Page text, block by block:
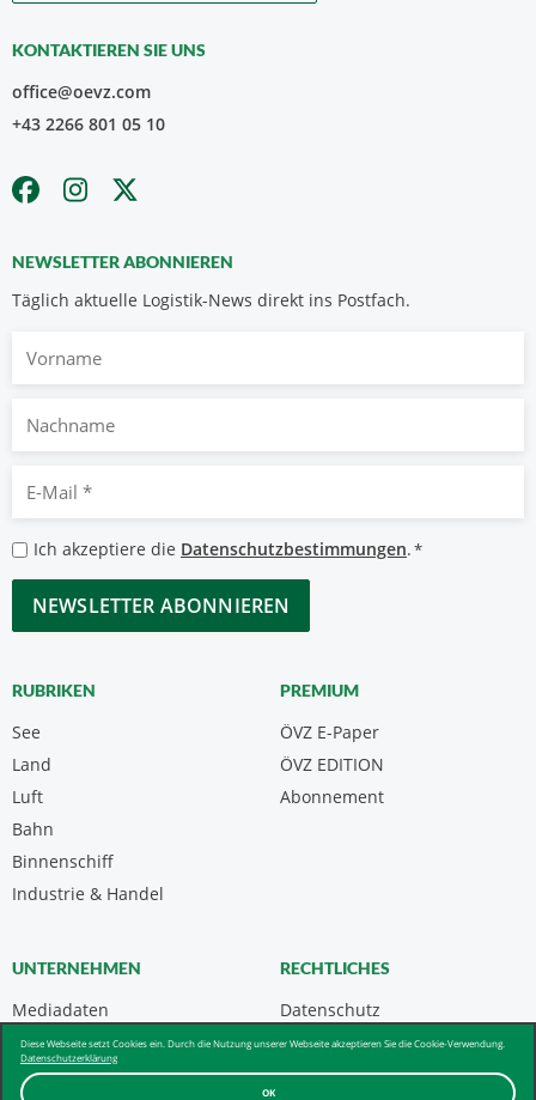
OK
Diese Webseite setzt Cookies ein. Durch die Nutzung unserer Webseite akzeptieren Sie die Cookie-Verwendung.
Datenschutzerklärung
KONTAKTIEREN SIE UNS
office@oevz.com
+43 2266 801 05 10
NEWSLETTER ABONNIEREN
Täglich aktuelle Logistik-News direkt ins Postfach.
Nachname
Mail
*
Datenschutzbestimmungen
*
Ich akzeptiere die Datenschutzbestimmungen.*
CAPTCHA
RUBRIKEN
See
Land
Luft
Bahn
Binnenschiff
Industrie & Handel
PREMIUM
ÖVZ E-Paper
Abonnement
ÖVZ EDITION
UNTERNEHMEN
Mediadaten
Kontakt
Über uns & AGB
RECHTLICHES
Datenschutz
Impressum